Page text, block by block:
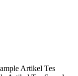
Artikel Tes